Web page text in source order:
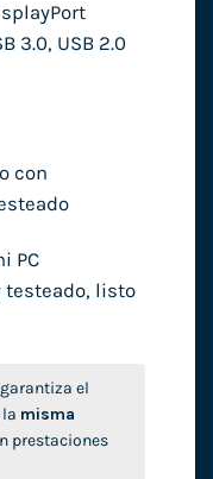
3.0, USB 2.0
con
PC
testeado, listo
el
misma
prestaciones